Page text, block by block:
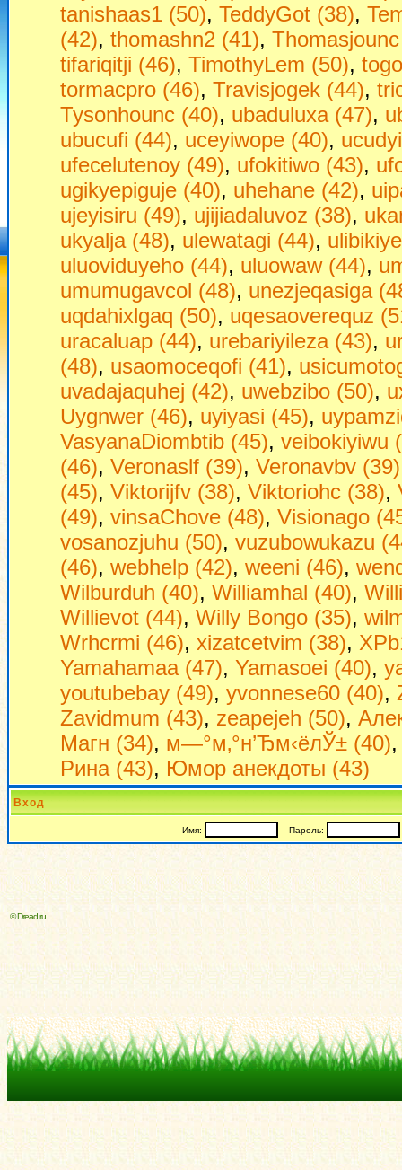
tanishaas1 (50), TeddyGot (38),
(42), thomashn2 (41),
tifariqitji (46), TimothyLem (50),
tormacpro (46), Travisjogek (44),
Tysonhounc (40), ubaduluxa (47),
ubucufi (44), uceyiwope (40),
ufecelutenoy (49), ufokitiwo (43),
ugikyepiguje (40), uhehane (42),
ujeyisiru (49), ujijiadaluvoz (38),
ukyalja (48), ulewatagi (44),
uluoviduyeho (44), uluowaw (44),
umumugavcol (48), unezjeqasiga
uqdahixlgaq (50), uqesaoverequz
uracaluap (44), urebariyileza (43),
(48), usaomoceqofi (41),
uvadajaquhej (42), uwebzibo (50),
Uygnwer (46), uyiyasi (45),
VasyanaDiombtib (45), veibokiyiwu
(46), Veronaslf (39), Veronavbv (39)
(45), Viktorijfv (38), Viktoriohc (38),
(49), vinsaChove (48), Visionago
vosanozjuhu (50), vuzubowukazu
(46), webhelp (42), weeni (46),
Wilburduh (40), Williamhal (40),
Willievot (44), Willy Bongo (35),
Wrhcrmi (46), xizatcetvim (38),
Yamahamaa (47), Yamasoei (40),
youtubebay (49), yvonnese60 (40),
Zavidmum (43), zeapejeh (50),
Магн (34), м—°м‚°н’Ђм‹ёлЎ± (40)
Рина (43), Юмор анекдоты (43)
Вход
Имя: Пароль:
© Dread.ru